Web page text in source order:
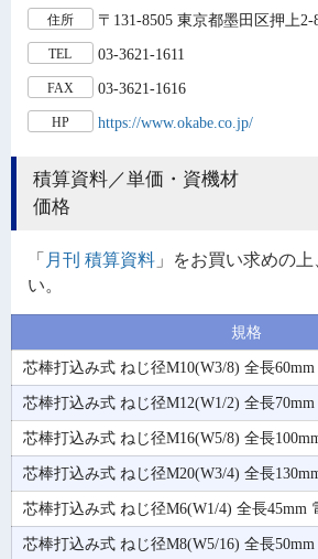
住所 〒131-8505 東京都墨田区押上2-
TEL 03-3621-1611
FAX 03-3621-1616
HP https://www.okabe.co.jp/
積算資料／単価・資機材
価格
「 月刊 積算資料 」をお買い求めの
い。
規格
芯棒打込み式 ねじ径M10(W3/8) 全長
芯棒打込み式 ねじ径M12(W1/2) 全長
芯棒打込み式 ねじ径M16(W5/8) 全長
芯棒打込み式 ねじ径M20(W3/4) 全長
芯棒打込み式 ねじ径M6(W1/4) 全長45mm
芯棒打込み式 ねじ径M8(W5/16) 全長